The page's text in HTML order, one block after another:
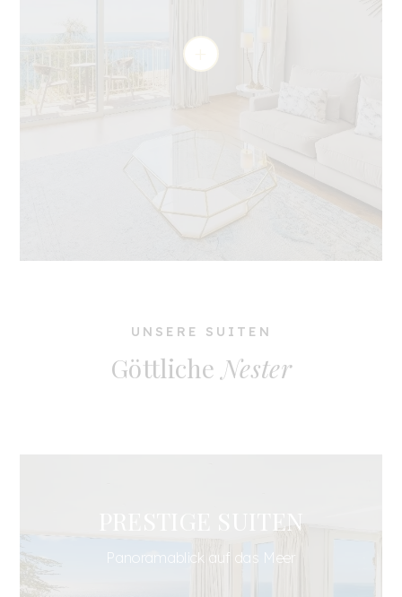
UNSERE SUITEN
GöttlicheNester
PRESTIGE SUITEN
Panoramablick auf das Meer